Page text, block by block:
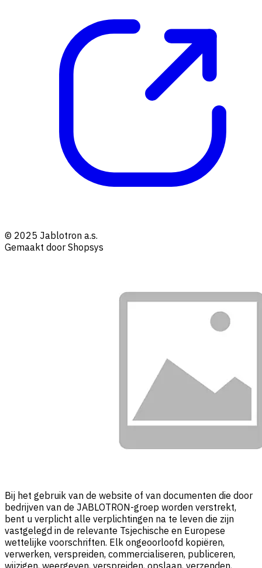
© 2025 Jablotron a.s.
Gemaakt door Shopsys
Bij het gebruik van de website of van documenten die door
bedrijven van de JABLOTRON-groep worden verstrekt,
bent u verplicht alle verplichtingen na te leven die zijn
vastgelegd in de relevante Tsjechische en Europese
wettelijke voorschriften. Elk ongeoorloofd kopiëren,
verwerken, verspreiden, commercialiseren, publiceren,